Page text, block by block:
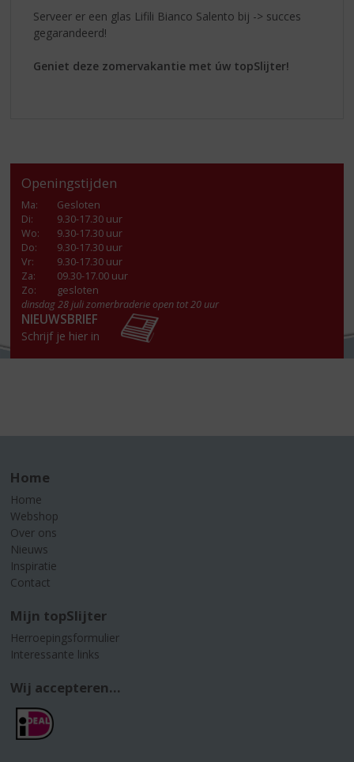
Serveer er een glas Lifili Bianco Salento bij -> succes
gegarandeerd!
Geniet deze zomervakantie met úw topSlijter!
Openingstijden
Ma:
Gesloten
Di:
9.30-17.30 uur
Wo:
9.30-17.30 uur
Do:
9.30-17.30 uur
Vr:
9.30-17.30 uur
Za:
09.30-17.00 uur
Zo:
gesloten
dinsdag 28 juli zomerbraderie open tot 20 uur
NIEUWSBRIEF
Schrijf je hier in
Home
Home
Webshop
Over ons
Nieuws
Inspiratie
Contact
Mijn topSlijter
Herroepingsformulier
Interessante links
Wij accepteren...